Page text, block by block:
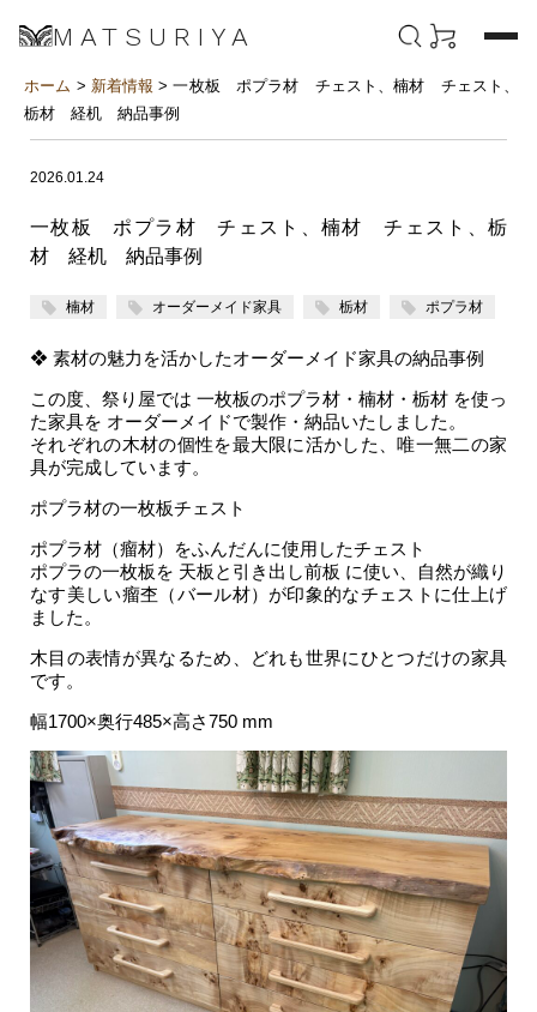
MATSURIYA
ホーム > 新着情報 > 一枚板 ポプラ材 チェスト、楠材 チェスト、
栃材 経机 納品事例
2026.01.24
一枚板 ポプラ材 チェスト、楠材 チェスト、栃
材 経机 納品事例
楠材 オーダーメイド家具 栃材 ポプラ材
❖ 素材の魅力を活かしたオーダーメイド家具の納品事例
この度、祭り屋では 一枚板のポプラ材・楠材・栃材 を使っ
た家具を オーダーメイドで製作・納品いたしました。
それぞれの木材の個性を最大限に活かした、唯一無二の家
具が完成しています。
ポプラ材の一枚板チェスト
ポプラ材（瘤材）をふんだんに使用したチェスト
ポプラの一枚板を 天板と引き出し前板 に使い、自然が織り
なす美しい瘤杢（バール材）が印象的なチェストに仕上げ
ました。
木目の表情が異なるため、どれも世界にひとつだけの家具
です。
幅1700×奥行485×高さ750 mm